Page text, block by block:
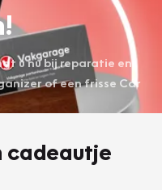
u nu bij reparatie en
of een frisse Car
cadeautje